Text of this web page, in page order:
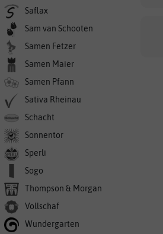
Saflax
Sam van Schooten
Samen Fetzer
Samen Maier
Samen Pfann
Sativa Rheinau
Schacht
Sonnentor
Sperli
Sogo
Thompson & Morgan
Vollschaf
Wundergarten